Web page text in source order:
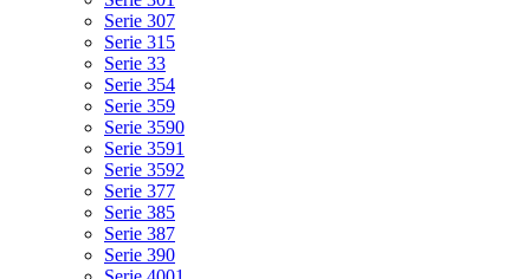
Serie 307
Serie 315
Serie 33
Serie 354
Serie 359
Serie 3590
Serie 3591
Serie 3592
Serie 377
Serie 385
Serie 387
Serie 390